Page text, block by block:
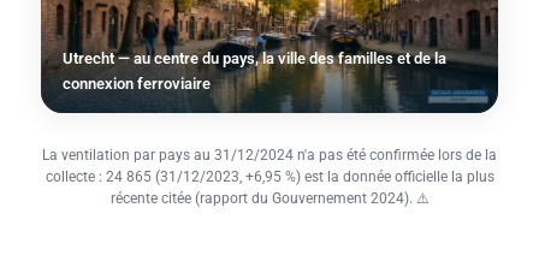
Utrecht — au centre du pays, la ville des familles et de la
connexion ferroviaire
La ventilation par pays au 31/12/2024 n'a pas été confirmée lors de la
collecte : 24 865 (31/12/2023, +6,95 %) est la donnée officielle la plus
récente citée (rapport du Gouvernement 2024). ⚠️